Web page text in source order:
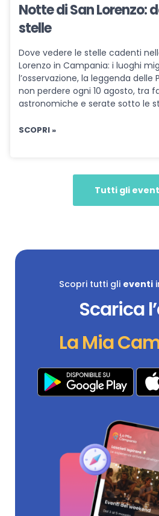
Notte di San Lorenzo:
stelle
Dove vedere le stelle cadenti
Lorenzo in Campania: i luoghi
l’osservazione, la leggenda delle
non perdere ogni 10 agosto, tra
astronomiche e serate sotto le
SCOPRI »
Tutti gli
Scopri tutti gli eventi
Scarica
La Mia